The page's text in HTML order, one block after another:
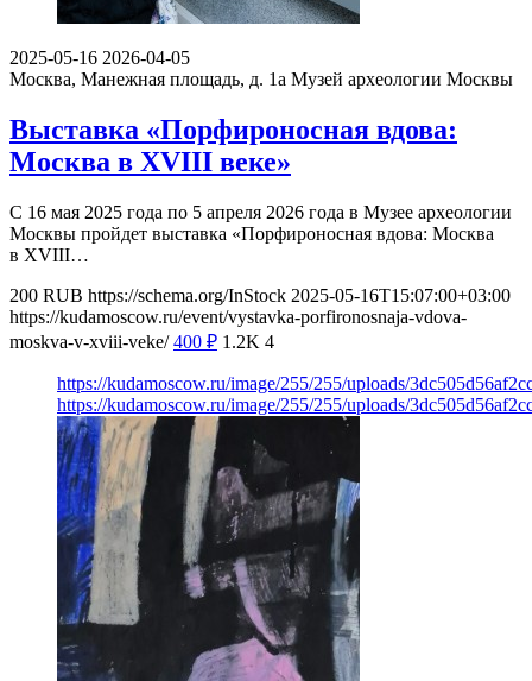
2025-05-16 2026-04-05
Москва, Манежная площадь, д. 1а Музей археологии Москвы
Выставка «Порфироносная вдова:
Москва в XVIII веке»
С 16 мая 2025 года по 5 апреля 2026 года в Музее археологии
Москвы пройдет выставка «Порфироносная вдова: Москва
в XVIII…
200 RUB https://schema.org/InStock 2025-05-16T15:07:00+03:00
https://kudamoscow.ru/event/vystavka-porfironosnaja-vdova-
moskva-v-xviii-veke/ 400 ₽ 1.2K 4
https://kudamoscow.ru/image/255/255/uploads/
https://kudamoscow.ru/image/255/255/uploads/